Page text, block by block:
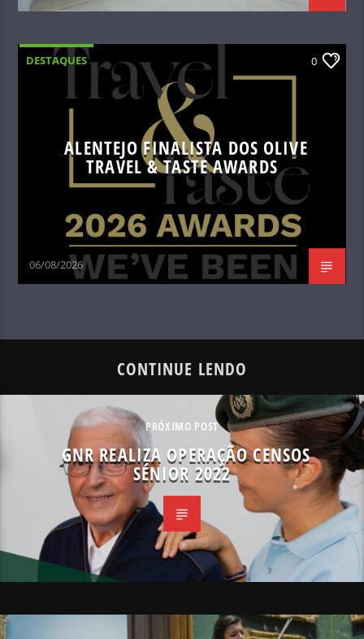
DESTAQUES 0
ALENTEJO FINALISTA DOS OLIVE
TRAVEL & TASTE AWARDS
06/08/2026
CONTINUE LENDO
PRÓXIMO POST
GNR REALIZA OPERAÇÃO CENSOS
SÉNIOR 2022